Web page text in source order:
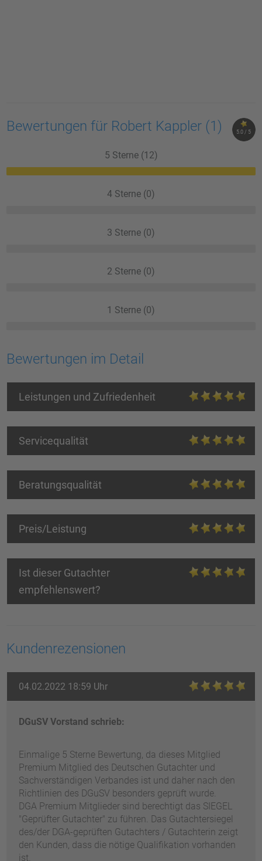
5.0 / 5
Bewertungen für Robert Kappler (1)
5 Sterne (12)
4 Sterne (0)
3 Sterne (0)
2 Sterne (0)
1 Sterne (0)
Bewertungen im Detail
Leistungen und Zufriedenheit
Servicequalität
Beratungsqualität
Preis/Leistung
Ist dieser Gutachter
empfehlenswert?
Kundenrezensionen
04.02.2022 18:59 Uhr
DGuSV Vorstand schrieb:
Einmalige 5 Sterne Bewertung, da dieses Mitglied
Premium Mitglied des Deutschen Gutachter und
Sachverständigen Verbandes ist und daher nach den
Richtlinien des DGuSV besonders geprüft wurde.
DGA Premium Mitglieder sind berechtigt das SIEGEL
"Geprüfter Gutachter" zu führen. Das Gutachtersiegel
des/der DGA-geprüften Gutachters / Gutachterin zeigt
den Kunden, dass die nötige Qualifikation vorhanden
ist.